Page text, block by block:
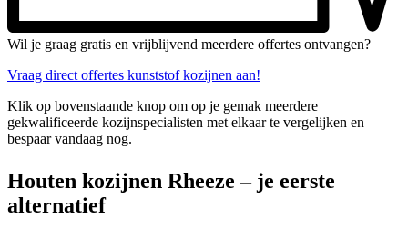
Wil je graag gratis en vrijblijvend meerdere offertes ontvangen?
Vraag direct offertes kunststof kozijnen aan!
Klik op bovenstaande knop om op je gemak meerdere
gekwalificeerde kozijnspecialisten met elkaar te vergelijken en
bespaar vandaag nog.
Houten kozijnen Rheeze – je eerste
alternatief